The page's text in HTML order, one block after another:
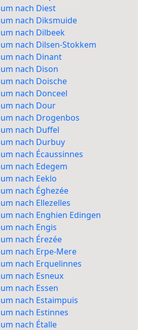
nach Diest
nach Diksmuide
nach Dilbeek
nach Dilsen-Stokkem
nach Dinant
nach Dison
nach Doische
nach Donceel
nach Dour
nach Drogenbos
nach Duffel
nach Durbuy
nach Écaussinnes
nach Edegem
nach Eeklo
nach Éghezée
nach Ellezelles
nach Enghien Edingen
nach Engis
nach Érezée
nach Erpe-Mere
nach Erquelinnes
nach Esneux
nach Essen
nach Estaimpuis
nach Estinnes
nach Étalle